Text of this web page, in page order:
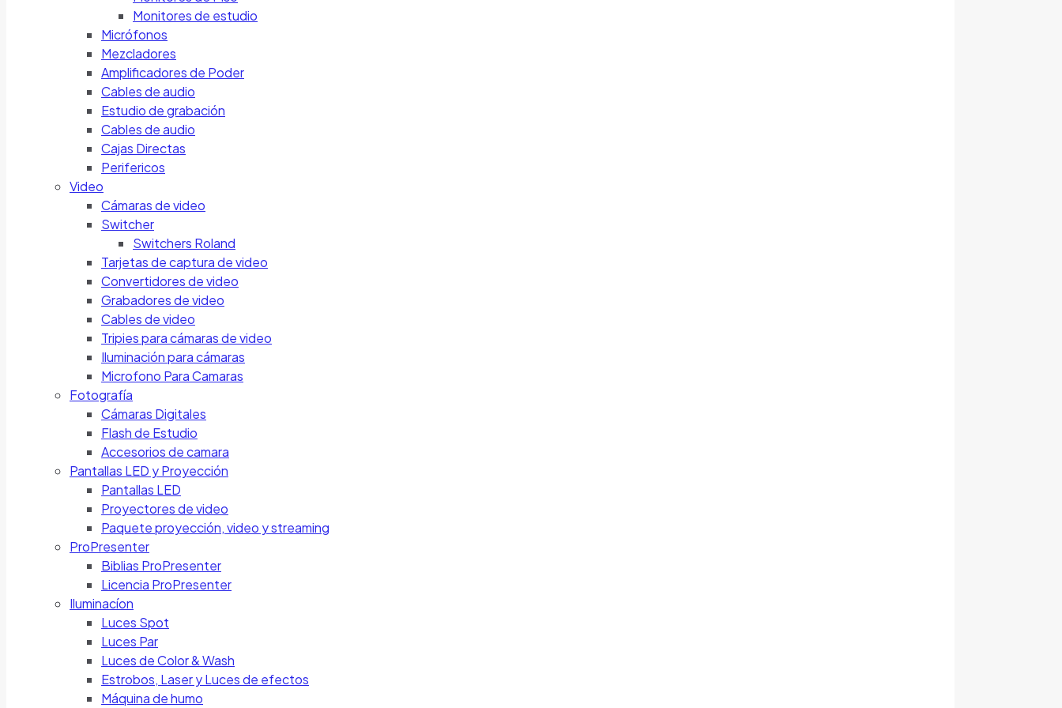
Monitores de estudio
Micrófonos
Mezcladores
Amplificadores de Poder
Cables de audio
Estudio de grabación
Cables de audio
Cajas Directas
Perifericos
Video
Cámaras de video
Switcher
Switchers Roland
Tarjetas de captura de video
Convertidores de video
Grabadores de video
Cables de video
Tripies para cámaras de video
Iluminación para cámaras
Microfono Para Camaras
Fotografía
Cámaras Digitales
Flash de Estudio
Accesorios de camara
Pantallas LED y Proyección
Pantallas LED
Proyectores de video
Paquete proyección, video y streaming
ProPresenter
Biblias ProPresenter
Licencia ProPresenter
Iluminacíon
Luces Spot
Luces Par
Luces de Color & Wash
Estrobos, Laser y Luces de efectos
Máquina de humo